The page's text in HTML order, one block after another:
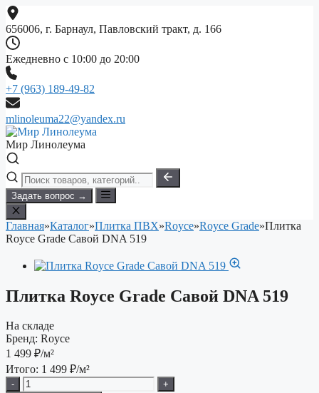
Перейти
к
содержимому
656006, г. Барнаул, Павловский тракт, д. 166
Ежедневно с 10:00 до 20:00
+7 (963) 189-49-82
mlinoleuma22@yandex.ru
Мир Линолеума
Задать вопрос →
Главная»Каталог»Плитка ПВХ»Royce»Royce Grade»Плитка
Royce Grade Савой DNA 519
Плитка Royce Grade Савой DNA 519
На складе
Бренд: Royce
1 499 ₽/м²
Итого: 1 499 ₽/м²
-
+